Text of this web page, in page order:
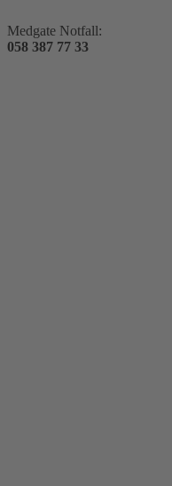
Medgate Notfall:
058 387 77 33